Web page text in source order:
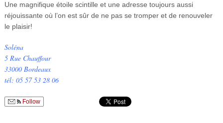
Une magnifique étoile scintille et une adresse toujours aussi
réjouissante où l’on est sûr de ne pas se tromper et de renouveler
le plaisir!
Soléna
5 Rue Chauffour
33000 Bordeaux
tél: 05 57 53 28 06
Follow